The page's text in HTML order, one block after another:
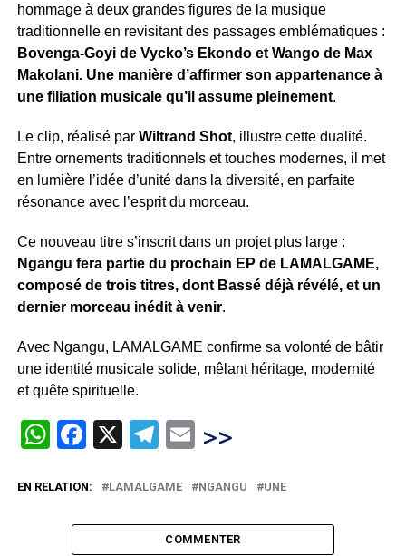
hommage à deux grandes figures de la musique
traditionnelle en revisitant des passages emblématiques :
Bovenga-Goyi de Vycko’s Ekondo et Wango de Max
Makolani. Une manière d’affirmer son appartenance à
une filiation musicale qu’il assume pleinement.
Le clip, réalisé par Wiltrand Shot, illustre cette dualité.
Entre ornements traditionnels et touches modernes, il met
en lumière l’idée d’unité dans la diversité, en parfaite
résonance avec l’esprit du morceau.
Ce nouveau titre s’inscrit dans un projet plus large :
Ngangu fera partie du prochain EP de LAMALGAME,
composé de trois titres, dont Bassé déjà révélé, et un
dernier morceau inédit à venir.
Avec Ngangu, LAMALGAME confirme sa volonté de bâtir
une identité musicale solide, mêlant héritage, modernité
et quête spirituelle.
WhatsApp
Facebook
X Telegram
Email
>>
EN RELATION: LAMALGAME NGANGU UNE
COMMENTER